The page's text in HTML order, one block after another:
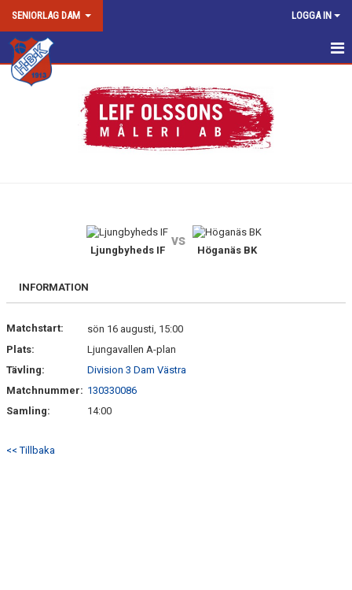
SENIORLAG DAM LOGGA IN
DAM SENIOR/DAM JUNIOR
DOKUMENT
Ljungbyheds IF
vs
Höganäs BK
INFORMATION
Matchstart:
sön 16 augusti, 15:00
Plats:
Ljungavallen A-plan
Tävling:
Division 3 Dam Västra
Matchnummer: 130330086
Samling:
14:00
<< Tillbaka